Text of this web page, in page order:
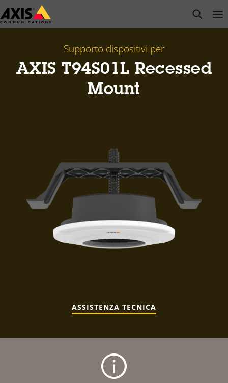
Salta
al
open
Supporto dispositivi per
AXIS T94S01L Recessed
Mount
ASSISTENZA TECNICA